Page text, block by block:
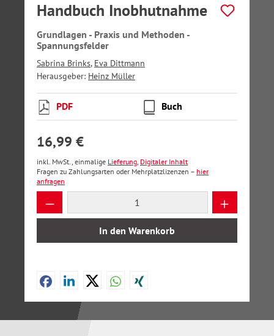
Handbuch Inobhutnahme
Grundlagen - Praxis und Methoden -
Spannungsfelder
Sabrina Brinks, Eva Dittmann
Herausgeber: Heinz Müller
PDF Buch
16,99 €
inkl. MwSt., einmalige Lieferung, Digitaler Inhalt
Fragen zu Zahlungsarten oder Mehrplatzlizenzen – hier
anfragen
Produkt Anzahl: Gib den gewünschten
In den Warenkorb